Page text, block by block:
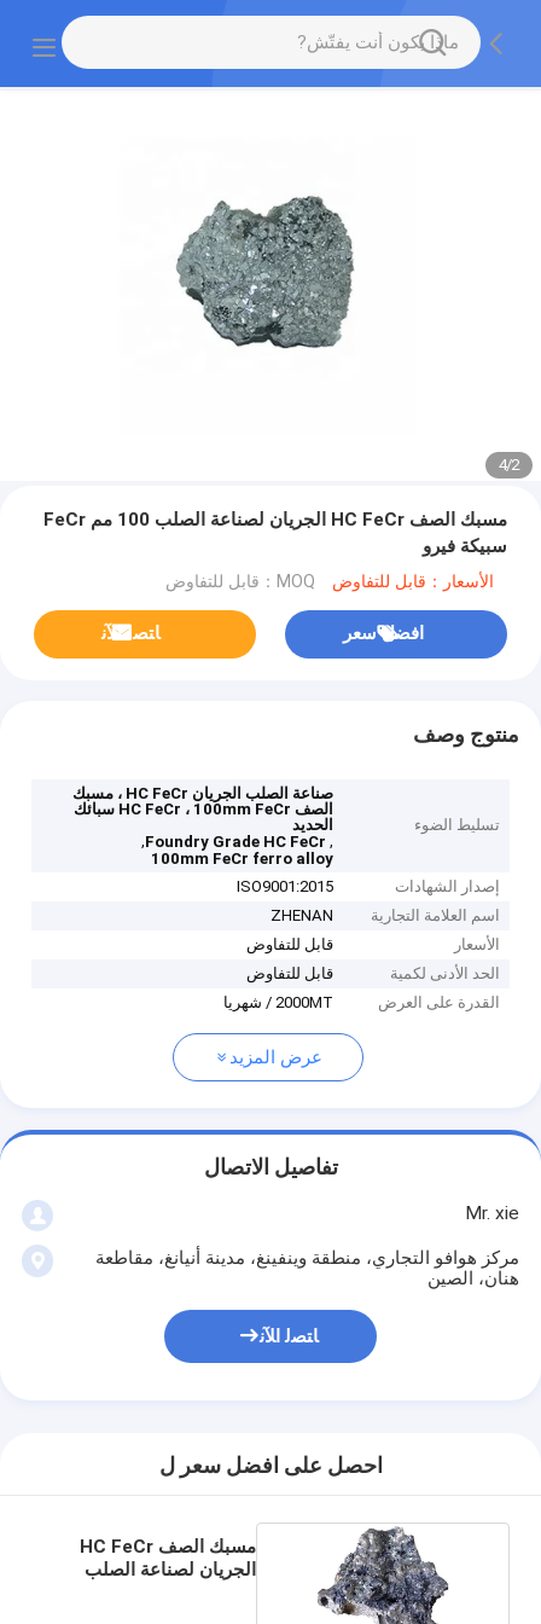
2
/
4
مسبك الصف HC FeCr الجريان لصناعة الصلب 100 مم FeCr
سبيكة فيرو
الأسعار：قابل للتفاوض MOQ：قابل للتفاوض
افضل سعر ﺎﺘﺼﻟ ﺍﻶﻧ
منتوج وصف
تسليط الضوء
صناعة الصلب الجريان HC FeCr ، مسبك
الصف HC FeCr ، 100mm FeCr سبائك
الحديد
,
Foundry Grade HC FeCr
,
100mm FeCr ferro alloy
إصدار الشهادات
ISO9001:2015
اسم العلامة التجارية
ZHENAN
الأسعار
قابل للتفاوض
الحد الأدنى لكمية
قابل للتفاوض
القدرة على العرض
2000MT / شهريا
عرض المزيد
تفاصيل الاتصال
Mr. xie
مركز هوافو التجاري، منطقة وينفينغ، مدينة أنيانغ، مقاطعة
هنان، الصين
ﺎﺘﺼﻟ ﺍﻶﻧ
احصل على افضل سعر ل
مسبك الصف HC FeCr
الجريان لصناعة الصلب